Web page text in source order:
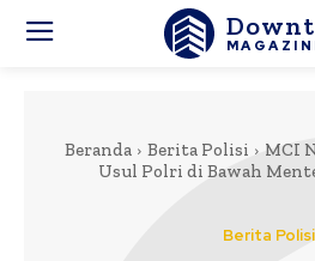
Beranda Berita Polisi
MCI
Usul Polri di Bawah
Berita Polisi